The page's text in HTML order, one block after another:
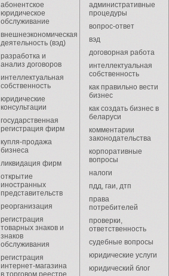
абонентское
юридическое
обслуживание
внешнеэкономическая
деятельность (вэд)
разработка и
анализ договоров
интеллектуальная
собственность
юридические
консультации
государственная
регистрация фирм
купля-продажа
бизнеса
ликвидация фирм
открытие
иностранных
представительств
реорганизация
регистрация
товарных знаков и
знаков
обслуживания
регистрация
интернет-магазина
в торговом реестре
административные
процедуры
вопрос-ответ
вэд
договорная работа
интеллектуальная
собственность
как правильно вести
бизнес
как создать бизнес в
беларуси
комментарии
законодательства
корпоративные
вопросы
налоги
пдд, гаи, дтп
права
потребителей
проверки,
ответственность
судебные вопросы
юридические услуги
юридический блог